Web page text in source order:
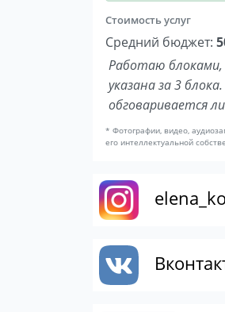
Стоимость услуг
Средний бюджет:
Работаю
указана за 3
обговаривается
* Фотографии, видео,
его интеллектуальной